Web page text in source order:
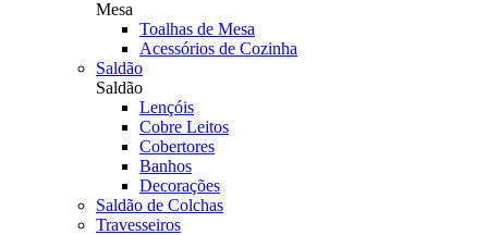
Mesa
Toalhas de Mesa
Acessórios de Cozinha
Saldão
Saldão
Lençóis
Cobre Leitos
Cobertores
Banhos
Decorações
Saldão de Colchas
Travesseiros